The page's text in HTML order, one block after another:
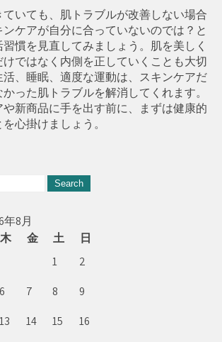
いても、肌トラブルが改善しない場合
ケアが自分に合っていないのでは？と
慣を見直してみましょう。肌を美しく
ではなく内側を正していくことも大切
、睡眠、適度な運動は、スキンケアだ
った肌トラブルを解消してくれます。
新商品に手を出す前に、まずは健康的
心掛けましょう。
年8月
木 金 土
日
1
2
6 7 8
9
13 14 15
16